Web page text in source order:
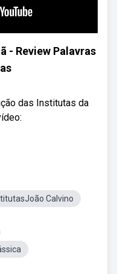
- Review Palavras
das Institutas da
Calvino